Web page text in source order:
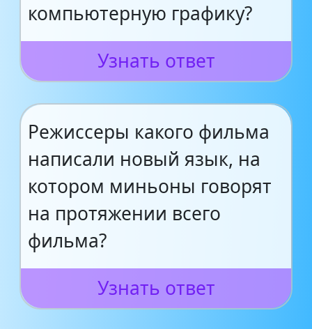
компьютерную графику?
Узнать ответ
Режиссеры какого фильма
написали новый язык, на
котором миньоны говорят
на протяжении всего
фильма?
Узнать ответ